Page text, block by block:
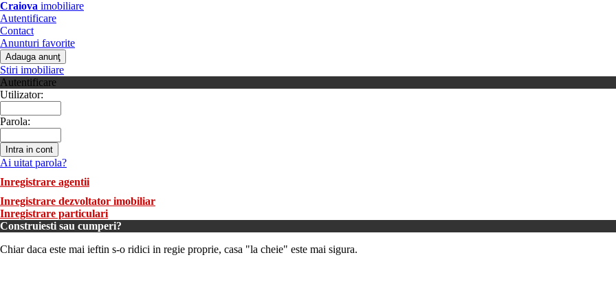
Craiova imobiliare
Autentificare
Contact
Anunturi favorite
Stiri imobiliare
Autentificare
Utilizator:
Parola:
Ai uitat parola?
Inregistrare agentii
Inregistrare dezvoltator imobiliar
Inregistrare particulari
Construiesti sau cumperi?
Chiar daca este mai ieftin s-o ridici in regie proprie, casa "la cheie" este mai sigura.